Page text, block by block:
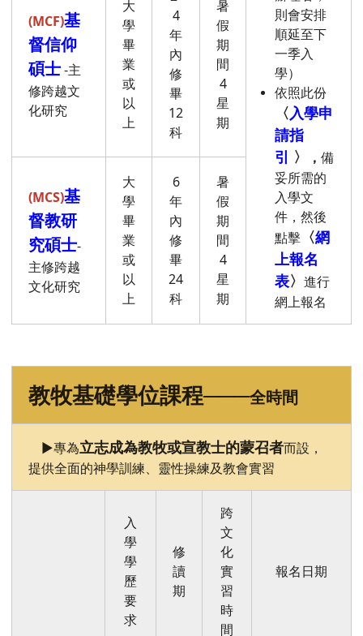
則會安排
順延至下
一季入
學）
依照此份
〈入學申
請指
引 〉 ， 備
妥所需的
入學文
件，然後
點擊 〈網
上報名
表〉 進行
網上報名
(MCF)基
督信仰
碩士-主
修跨越文
化研究
大
學
畢
業
或
以
上
4
年
內
修
畢
12
科
暑
假
期
間
4
星
期
(MCS)基
督教研
究碩士-
主修跨越
文化研究
大
學
畢
業
或
以
上
6
年
內
修
畢
24
科
暑
假
期
間
4
星
期
教牧基礎學位課程───全時間
►專為立志成為教牧或宣教士的蒙召者而設，
提供全面的神學訓練、靈性操練及教會實習
入
學
學
歷
要
求
修
讀
期
跨
文
化
實
習
時
間
報名日期